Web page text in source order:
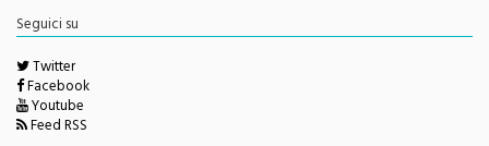
Seguici su
Twitter
Facebook
Youtube
Feed RSS